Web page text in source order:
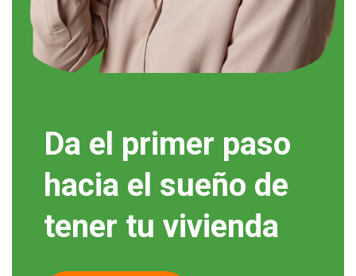
Da el primer paso
hacia el sueño de
tener tu vivienda